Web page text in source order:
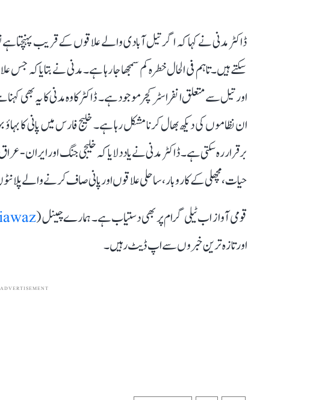
ڈاکٹر مدنی نے کہا کہ اگر تیل آبادی والے علاقوں کے قریب پہنچتا
سکتے ہیں۔ تاہم فی الحال خطرہ کم سمجھا جا رہا ہے۔ مدنی نے بتایا کہ
اور تیل سے متعلق انفراسٹرکچر موجود ہے۔ ڈاکٹر کاوہ مدنی کا یہ بھی
ان نظاموں کی دیکھ بھال کرنا مشکل رہا ہے۔ خلیج فارس میں پانی
برقرار رہ سکتی ہے۔ ڈاکٹر مدنی نے یاد دلایا کہ خلیجی جنگ اور
حیات، مچھلی کے کاروبار، ساحلی علاقوں اور پانی صاف کرنے والے
قومی آواز اب ٹیلی گرام پر بھی دستیاب ہے۔ ہمارے چینل (
اور تازہ ترین خبروں سے اپ ڈیٹ رہیں۔
ADVERTISEMENT